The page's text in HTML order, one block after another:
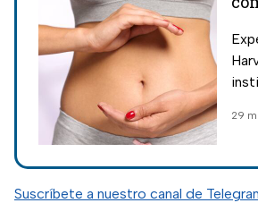
la
de
29
Suscríbete a nuestro canal de